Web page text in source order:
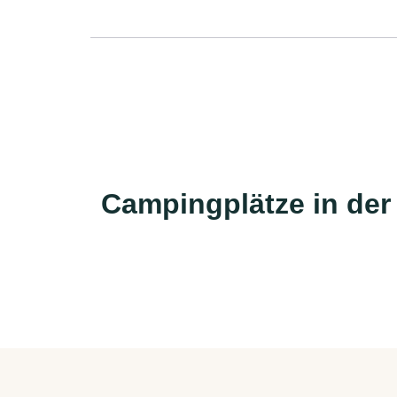
Campingplätze in der